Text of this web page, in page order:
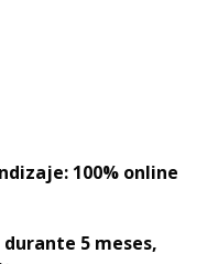
100% online
5 meses,